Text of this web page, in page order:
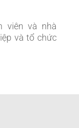
viên và nhà
và tổ chức